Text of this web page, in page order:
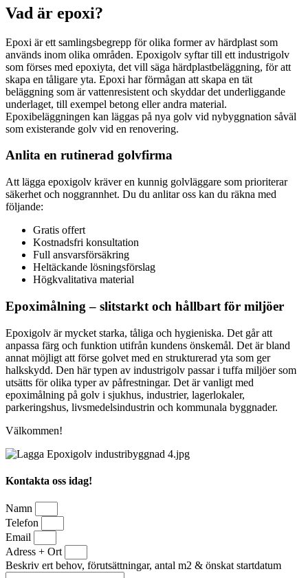
Vad är epoxi?
Epoxi är ett samlingsbegrepp för olika former av härdplast som
används inom olika områden. Epoxigolv syftar till ett industrigolv
som förses med epoxiyta, det vill säga härdplastbeläggning, för att
skapa en tåligare yta. Epoxi har förmågan att skapa en tät
beläggning som är vattenresistent och skyddar det underliggande
underlaget, till exempel betong eller andra material.
Epoxibeläggningen kan läggas på nya golv vid nybyggnation såväl
som existerande golv vid en renovering.
Anlita en rutinerad golvfirma
Att lägga epoxigolv kräver en kunnig golvläggare som prioriterar
säkerhet och noggrannhet. Du du anlitar oss kan du räkna med
följande:
Gratis offert
Kostnadsfri konsultation
Full ansvarsförsäkring
Heltäckande lösningsförslag
Högkvalitativa material
Epoximålning – slitstarkt och hållbart för miljöer
Epoxigolv är mycket starka, tåliga och hygieniska. Det går att
anpassa färg och funktion utifrån kundens önskemål. Det är bland
annat möjligt att förse golvet med en strukturerad yta som ger
halkskydd. Den här typen av industrigolv passar i tuffa miljöer som
utsätts för olika typer av påfrestningar. Det är vanligt med
epoximålning på golv i sjukhus, industrier, lagerlokaler,
parkeringshus, livsmedelsindustrin och kommunala byggnader.
Välkommen!
Kontakta oss idag!
Namn
Telefon
Email
Adress + Ort
Beskriv ert behov, förutsättningar, antal m2 & önskat startdatum